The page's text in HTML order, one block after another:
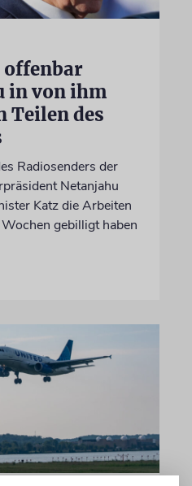
in von ihm
des
Radiosenders der
Netanjahu
Katz die Arbeiten
gebilligt haben